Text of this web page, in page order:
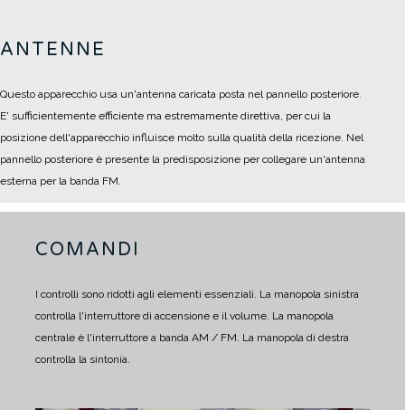
ANTENNE
Questo apparecchio usa un'antenna caricata posta nel pannello posteriore.
E' sufficientemente efficiente ma estremamente direttiva, per cui la
posizione dell'apparecchio influisce molto sulla qualità della ricezione. Nel
pannello posteriore è presente la predisposizione per collegare un'antenna
esterna per la banda FM.
COMANDI
I controlli sono ridotti agli elementi essenziali. La manopola sinistra
controlla l'interruttore di accensione e il volume. La manopola
centrale è l'interruttore a banda AM / FM. La manopola di destra
controlla la sintonia.